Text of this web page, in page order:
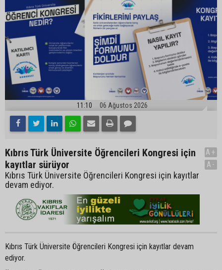
11:10 06 Ağustos 2026
Kıbrıs Türk Üniversite Öğrencileri Kongresi için
kayıtlar sürüyor
Kıbrıs Türk Üniversite Öğrencileri Kongresi için kayıtlar
devam ediyor.
A+
A-
Kıbrıs Türk Üniversite Öğrencileri Kongresi için kayıtlar devam
ediyor.